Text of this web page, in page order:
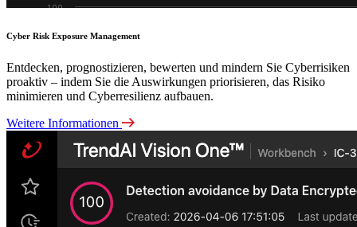
Cyber Risk Exposure Management
Entdecken, prognostizieren, bewerten und mindern Sie Cyberrisiken
proaktiv – indem Sie die Auswirkungen priorisieren, das Risiko
minimieren und Cyberresilienz aufbauen.
Weitere Informationen